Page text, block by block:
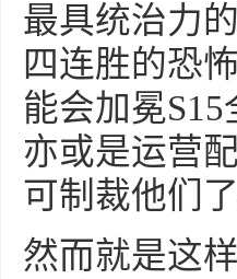
最具统治力
四连胜的恐
能会加冕
亦或是运营
可制裁他们了
然而就是这